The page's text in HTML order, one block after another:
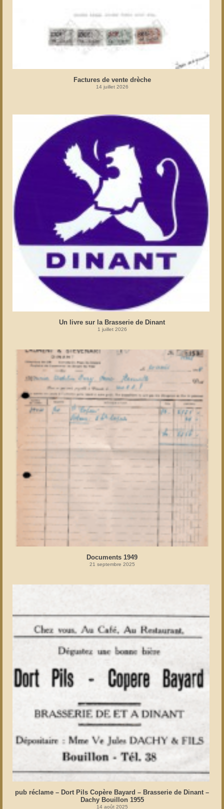
Factures de vente drèche
14 juillet 2026
Un livre sur la Brasserie de Dinant
1 juillet 2026
Documents 1949
21 septembre 2025
pub réclame – Dort Pils Copère Bayard – Brasserie de Dinant –
Dachy Bouillon 1955
14 août 2025